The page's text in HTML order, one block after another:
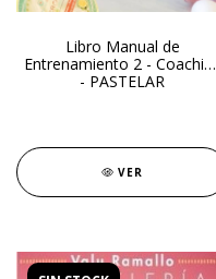
Libro Manual de
Entrenamiento 2 - Coaching
- PASTELAR
VER